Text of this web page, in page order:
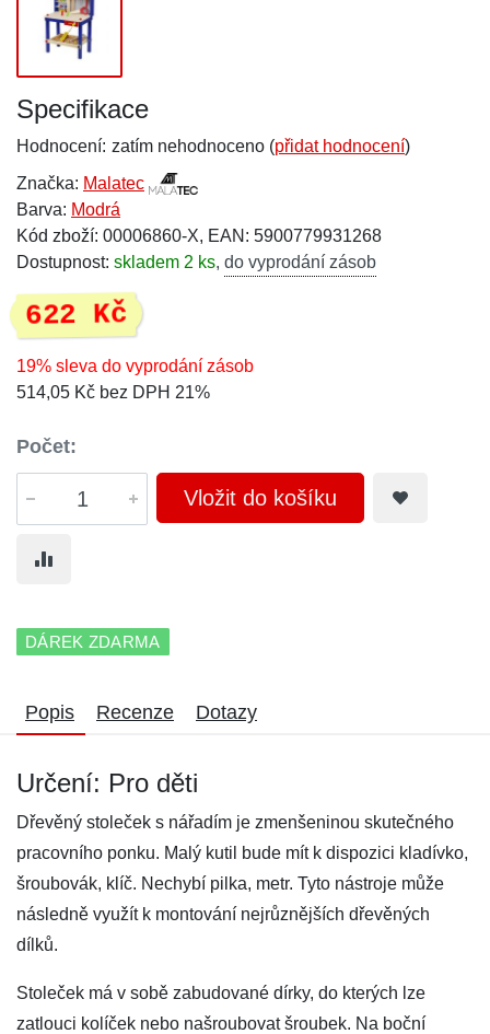
Specifikace
Hodnocení: zatím nehodnoceno (přidat hodnocení)
Značka: Malatec
Barva: Modrá
Kód zboží: 00006860-X, EAN: 5900779931268
Dostupnost: skladem 2 ks, do vyprodání zásob
622 Kč
19% sleva do vyprodání zásob
514,05 Kč bez DPH 21%
Počet:
Vložit do košíku
DÁREK ZDARMA
Popis Recenze Dotazy
Určení: Pro děti
Dřevěný stoleček s nářadím je zmenšeninou skutečného
pracovního ponku. Malý kutil bude mít k dispozici kladívko,
šroubovák, klíč. Nechybí pilka, metr. Tyto nástroje může
následně využít k montování nejrůznějších dřevěných
dílků.
Stoleček má v sobě zabudované dírky, do kterých lze
zatlouci kolíček nebo našroubovat šroubek. Na boční